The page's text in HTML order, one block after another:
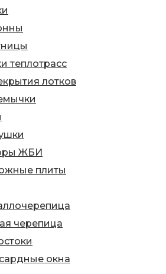
теплотрасс
лотков
ЖБИ
плиты
черепица
окна